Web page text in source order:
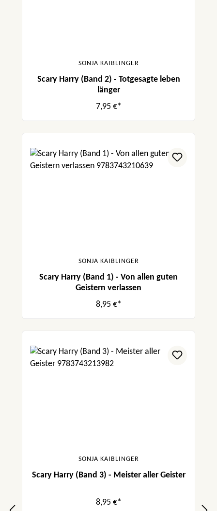
SONJA KAIBLINGER
Scary Harry (Band 2) - Totgesagte leben
länger
7,95 €*
SONJA KAIBLINGER
Scary Harry (Band 1) - Von allen guten
Geistern verlassen
8,95 €*
SONJA KAIBLINGER
Scary Harry (Band 3) - Meister aller Geister
8,95 €*